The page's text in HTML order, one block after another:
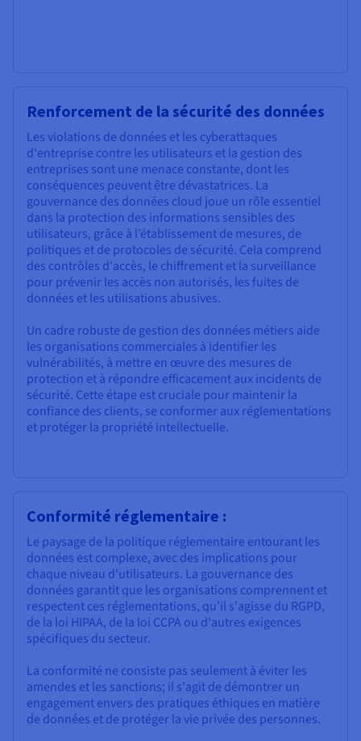
Renforcement de la sécurité des données
Les violations de données et les cyberattaques
d'entreprise contre les utilisateurs et la gestion des
entreprises sont une menace constante, dont les
conséquences peuvent être dévastatrices. La
gouvernance des données cloud joue un rôle essentiel
dans la protection des informations sensibles des
utilisateurs, grâce à l’établissement de mesures, de
politiques et de protocoles de sécurité. Cela comprend
des contrôles d'accès, le chiffrement et la surveillance
pour prévenir les accès non autorisés, les fuites de
données et les utilisations abusives.
Un cadre robuste de gestion des données métiers aide
les organisations commerciales à identifier les
vulnérabilités, à mettre en œuvre des mesures de
protection et à répondre efficacement aux incidents de
sécurité. Cette étape est cruciale pour maintenir la
confiance des clients, se conformer aux réglementations
et protéger la propriété intellectuelle.
Conformité réglementaire :
Le paysage de la politique réglementaire entourant les
données est complexe, avec des implications pour
chaque niveau d'utilisateurs. La gouvernance des
données garantit que les organisations comprennent et
respectent ces réglementations, qu'il s'agisse du RGPD,
de la loi HIPAA, de la loi CCPA ou d'autres exigences
spécifiques du secteur.
La conformité ne consiste pas seulement à éviter les
amendes et les sanctions; il s'agit de démontrer un
engagement envers des pratiques éthiques en matière
de données et de protéger la vie privée des personnes.